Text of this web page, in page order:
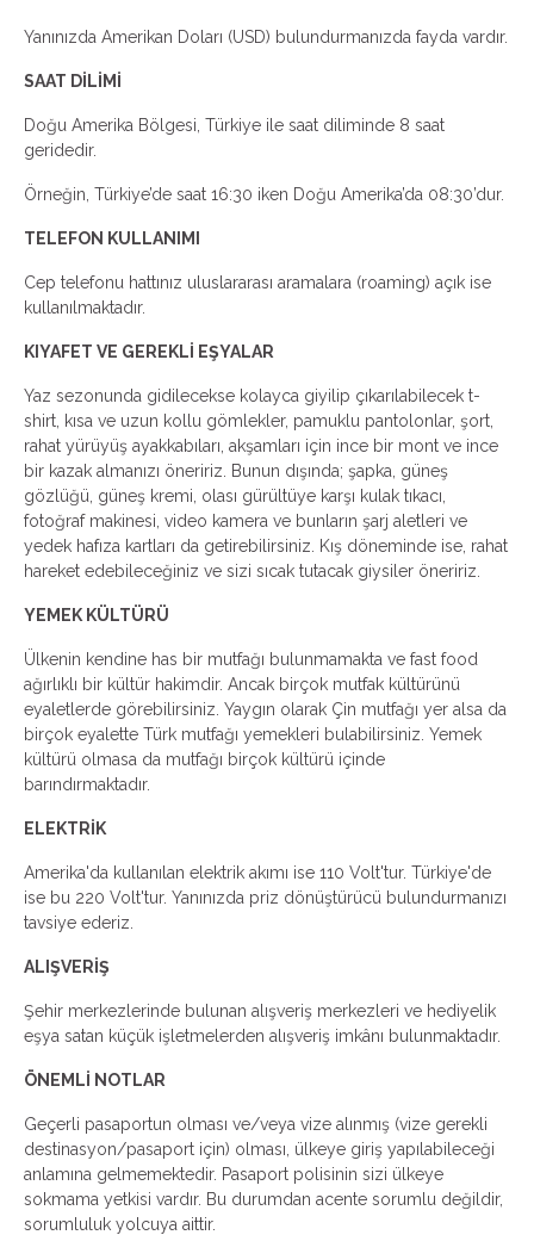
Yanınızda Amerikan Doları (USD) bulundurmanızda fayda vardır.
SAAT DİLİMİ
Doğu Amerika Bölgesi, Türkiye ile saat diliminde 8 saat
geridedir.
Örneğin, Türkiye’de saat 16:30 iken Doğu Amerika’da 08:30’dur.
TELEFON KULLANIMI
Cep telefonu hattınız uluslararası aramalara (roaming) açık ise
kullanılmaktadır.
KIYAFET VE GEREKLİ EŞYALAR
Yaz sezonunda gidilecekse kolayca giyilip çıkarılabilecek t-
shirt, kısa ve uzun kollu gömlekler, pamuklu pantolonlar, şort,
rahat yürüyüş ayakkabıları, akşamları için ince bir mont ve ince
bir kazak almanızı öneririz. Bunun dışında; şapka, güneş
gözlüğü, güneş kremi, olası gürültüye karşı kulak tıkacı,
fotoğraf makinesi, video kamera ve bunların şarj aletleri ve
yedek hafıza kartları da getirebilirsiniz. Kış döneminde ise, rahat
hareket edebileceğiniz ve sizi sıcak tutacak giysiler öneririz.
YEMEK KÜLTÜRÜ
Ülkenin kendine has bir mutfağı bulunmamakta ve fast food
ağırlıklı bir kültür hakimdir. Ancak birçok mutfak kültürünü
eyaletlerde görebilirsiniz. Yaygın olarak Çin mutfağı yer alsa da
birçok eyalette Türk mutfağı yemekleri bulabilirsiniz. Yemek
kültürü olmasa da mutfağı birçok kültürü içinde
barındırmaktadır.
ELEKTRİK
Amerika'da kullanılan elektrik akımı ise 110 Volt'tur. Türkiye'de
ise bu 220 Volt'tur. Yanınızda priz dönüştürücü bulundurmanızı
tavsiye ederiz.
ALIŞVERİŞ
Şehir merkezlerinde bulunan alışveriş merkezleri ve hediyelik
eşya satan küçük işletmelerden alışveriş imkânı bulunmaktadır.
ÖNEMLİ NOTLAR
Geçerli pasaportun olması ve/veya vize alınmış (vize gerekli
destinasyon/pasaport için) olması, ülkeye giriş yapılabileceği
anlamına gelmemektedir. Pasaport polisinin sizi ülkeye
sokmama yetkisi vardır. Bu durumdan acente sorumlu değildir,
sorumluluk yolcuya aittir.